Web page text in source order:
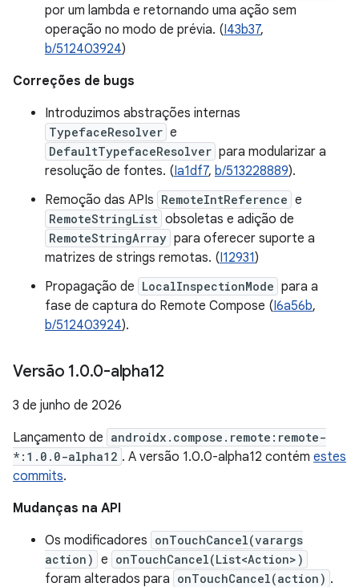
por um lambda e retornando uma ação sem
operação no modo de prévia. (I43b37,
b/512403924)
Correções de bugs
Introduzimos abstrações internas
TypefaceResolver e
DefaultTypefaceResolver para modularizar a
resolução de fontes. (Ia1df7, b/513228889).
Remoção das APIs RemoteIntReference e
RemoteStringList obsoletas e adição de
RemoteStringArray para oferecer suporte a
matrizes de strings remotas. (I12931)
Propagação de LocalInspectionMode para a
fase de captura do Remote Compose (I6a56b,
b/512403924).
Versão 1.0.0-alpha12
3 de junho de 2026
Lançamento de androidx.compose.remote:remote-
*:1.0.0-alpha12 . A versão 1.0.0-alpha12 contém estes
commits.
Mudanças na API
Os modificadores onTouchCancel(varargs
action) e onTouchCancel(List<Action>)
foram alterados para onTouchCancel(action) .